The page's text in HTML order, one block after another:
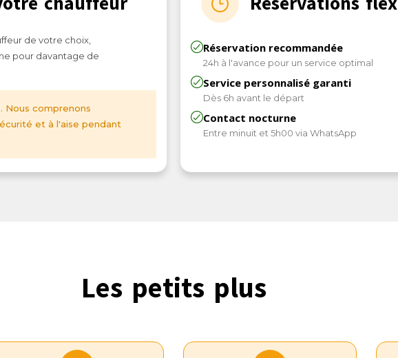
de votre choix,
pour davantage de
Nous comprenons
et à l'aise pendant
Réservation recommandée
24h à l'avance pour un service optimal
Service personnalisé garanti
Dès 6h avant le départ
Contact nocturne
Entre minuit et 5h00 via WhatsApp
Les petits plus